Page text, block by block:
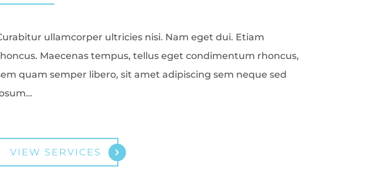
ullamcorper ultricies nisi. Nam eget dui. Etiam
Maecenas tempus, tellus eget condimentum rhoncus,
quam semper libero, sit amet adipiscing sem neque sed
VIEW SERVICES